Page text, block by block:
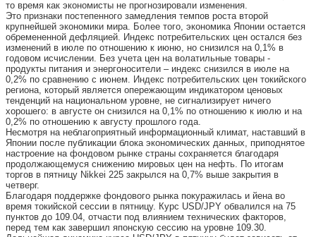
то время как экономисты не прогнозировали изменения.
Это признаки постепенного замедления темпов роста второй
крупнейшей экономики мира. Более того, экономика Японии остается
обремененной дефляцией. Индекс потребительских цен остался без
изменений в июле по отношению к июню, но снизился на 0,1% в
годовом исчислении. Без учета цен на волатильные товары -
продукты питания и энергоносители – индекс снизился в июле на
0,2% по сравнению с июнем. Индекс потребительских цен токийского
региона, который является опережающим индикатором ценовых
тенденций на национальном уровне, не сигнализирует ничего
хорошего: в августе он снизился на 0,1% по отношению к июлю и на
0,2% по отношению к августу прошлого года.
Несмотря на неблагоприятный информационный климат, наставший в
Японии после публикации блока экономических данных, приподнятое
настроение на фондовом рынке страны сохраняется благодаря
продолжающемуся снижению мировых цен на нефть. По итогам
торгов в пятницу Nikkei 225 закрылся на 0,7% выше закрытия в
четверг.
Благодаря поддержке фондового рынка покуражилась и йена во
время токийской сессии в пятницу. Курс USD/JPY обвалился на 75
пунктов до 109.04, отчасти под влиянием технических факторов,
перед тем как завершил японскую сессию на уровне 109.30.